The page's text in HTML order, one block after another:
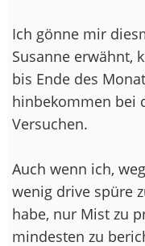
Ich gönne mir
Susanne erwähnt,
bis Ende des
hinbekommen bei
Versuchen.
Auch wenn ich,
wenig drive spüre
habe, nur Mist zu
mindesten zu